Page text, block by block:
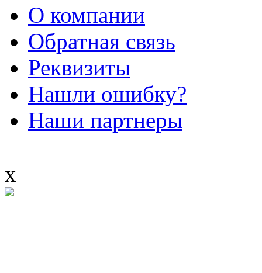
О компании
Обратная связь
Реквизиты
Нашли ошибку?
Наши партнеры
x